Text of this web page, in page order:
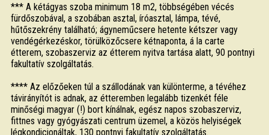
*** A kétágyas szoba minimum 18 m2, többségében vécés
fürdőszobával, a szobában asztal, íróasztal, lámpa, tévé,
hűtőszekrény található; ágyneműcsere hetente kétszer vagy
vendégérkezéskor, törülközőcsere kétnaponta, á la carte
étterem, szobaszerviz az étterem nyitva tartása alatt, 90 pontnyi
fakultatív szolgáltatás.
**** Az előzőeken túl a szállodának van különterme, a tévéhez
távirányítót is adnak, az étteremben legalább tizenkét féle
minőségi magyar (!) bort kínálnak, egész napos szobaszerviz,
fittnes vagy gyógyászati centrum üzemel, a közös helyiségek
légkondicionáltak, 130 pontnyi fakultatív szolgáltatás.